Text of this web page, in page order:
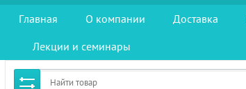
Главная О компании Доставка
Лекции и семинары